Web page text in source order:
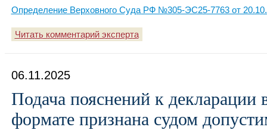
Определение Верховного Суда РФ №305-ЭС25-7763 от
Читать комментарий эксперта
06.11.2025
Подача пояснений к декларации
формате признана судом